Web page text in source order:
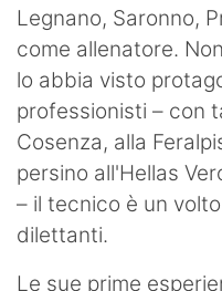
Legnano, Saronno,
come allenatore.
lo abbia visto
professionisti – con
Cosenza, alla
persino all'Hellas
– il tecnico è un
dilettanti.
Le sue prime